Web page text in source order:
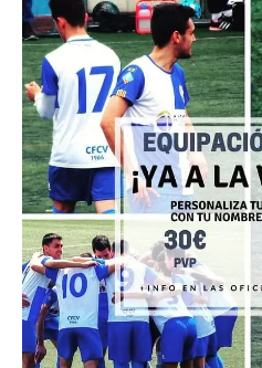
Ll 08950, Barcelona